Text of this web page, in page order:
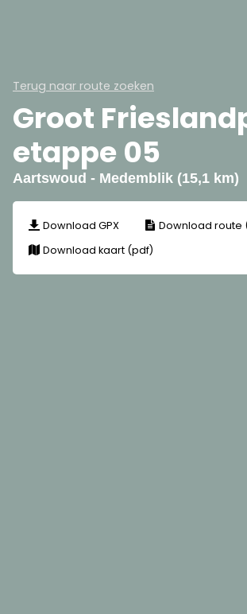
Terug naar route zoeken
Groot
etappe 05
Aartswoud - Medemblik (15,1 km)
Download GPX
Download route
Download kaart (pdf)